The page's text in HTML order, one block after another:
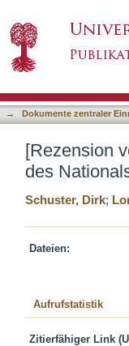
→ Dokumente zentraler
[Rezension
des
Schuster, Dirk;
Dateien:
Aufrufstatistik
Zitierfähiger Link